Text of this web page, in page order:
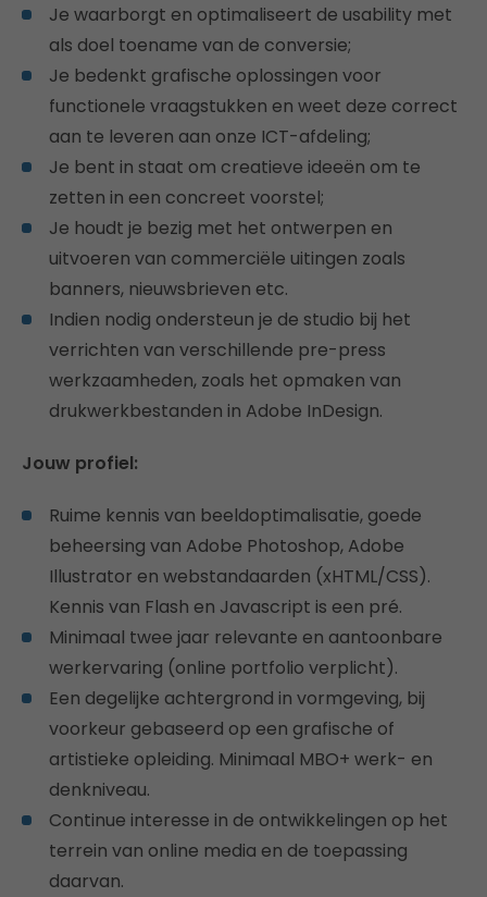
Je waarborgt en optimaliseert de usability met
als doel toename van de conversie;
Je bedenkt grafische oplossingen voor
functionele vraagstukken en weet deze correct
aan te leveren aan onze ICT-afdeling;
Je bent in staat om creatieve ideeën om te
zetten in een concreet voorstel;
Je houdt je bezig met het ontwerpen en
uitvoeren van commerciële uitingen zoals
banners, nieuwsbrieven etc.
Indien nodig ondersteun je de studio bij het
verrichten van verschillende pre-press
werkzaamheden, zoals het opmaken van
drukwerkbestanden in Adobe InDesign.
Jouw profiel:
Ruime kennis van beeldoptimalisatie, goede
beheersing van Adobe Photoshop, Adobe
Illustrator en webstandaarden (xHTML/CSS).
Kennis van Flash en Javascript is een pré.
Minimaal twee jaar relevante en aantoonbare
werkervaring (online portfolio verplicht).
Een degelijke achtergrond in vormgeving, bij
voorkeur gebaseerd op een grafische of
artistieke opleiding. Minimaal MBO+ werk- en
denkniveau.
Continue interesse in de ontwikkelingen op het
terrein van online media en de toepassing
daarvan.